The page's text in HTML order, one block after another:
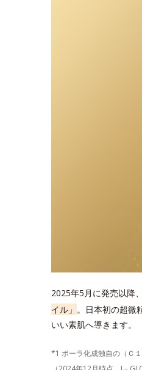
2025年5月に発売以降
イル」 。日本初の超微
いい素肌へ導きます。
*1 ポーラ化成独自の（Ｃ